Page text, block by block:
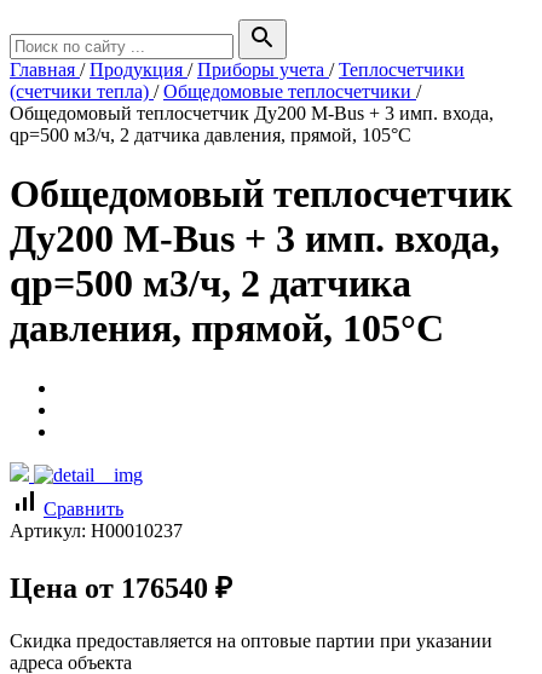
search
Главная /Продукция /Приборы учета /Теплосчетчики
(счетчики тепла) /Общедомовые теплосчетчики /
Общедомовый теплосчетчик Ду200 M-Bus + 3 имп. входа,
qp=500 м3/ч, 2 датчика давления, прямой, 105°C
Общедомовый теплосчетчик
Ду200 M-Bus + 3 имп. входа,
qp=500 м3/ч, 2 датчика
давления, прямой, 105°C
signal_cellular_alt Сравнить
Артикул: Н00010237
Цена от 176540 ₽
Скидка предоставляется на оптовые партии при указании
адреса объекта